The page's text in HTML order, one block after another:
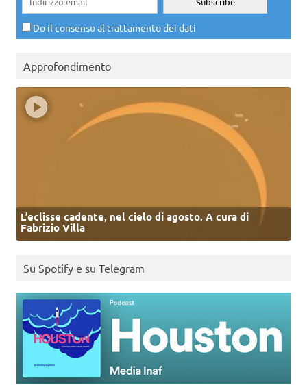
Do il consenso al trattamento dei dati
Approfondimento
L’eclisse cadente, nel cielo di agosto. A cura di
Fabrizio Villa
Su Spotify e su Telegram